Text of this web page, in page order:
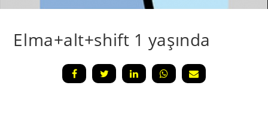
Elma+alt+shift 1 yaşında